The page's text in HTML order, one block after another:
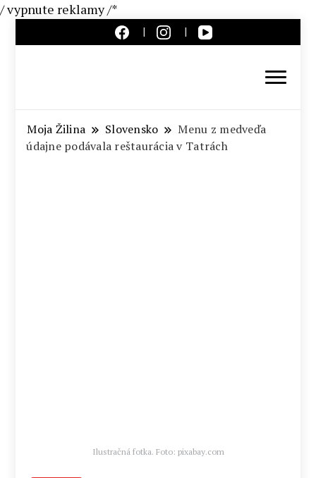
/ vypnute reklamy /*
Slovensko
Moja Žilina Slovensko
Menu z medveďa
údajne podávala reštaurácia v Tatrách
Ilustračná fotka. Foto: pixabay.com